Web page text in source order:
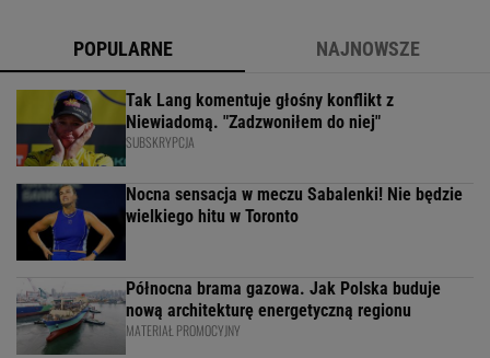
POPULARNE NAJNOWSZE
Tak Lang komentuje głośny konflikt z
Niewiadomą. "Zadzwoniłem do niej"
SUBSKRYPCJA
Nocna sensacja w meczu Sabalenki! Nie będzie
wielkiego hitu w Toronto
Północna brama gazowa. Jak Polska buduje
nową architekturę energetyczną regionu
MATERIAŁ PROMOCYJNY